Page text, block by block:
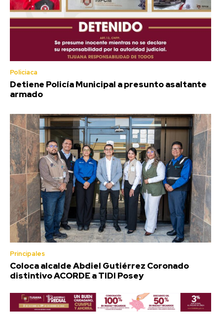
Policiaca
Detiene Policía Municipal a presunto asaltante
armado
Principales
Coloca alcalde Abdiel Gutiérrez Coronado
distintivo ACORDE a TIDI Posey